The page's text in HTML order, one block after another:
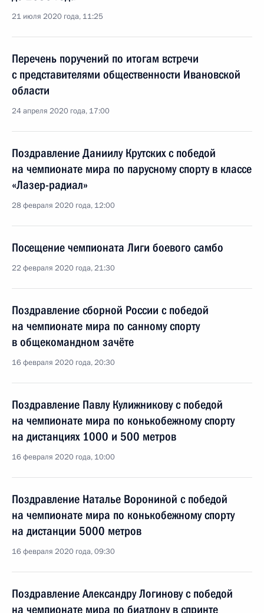
21 июля 2020 года, 11:25
Перечень поручений по итогам встречи
с представителями общественности Ивановской
области
24 апреля 2020 года, 17:00
Поздравление Даниилу Крутских с победой
на чемпионате мира по парусному спорту в классе
«Лазер-радиал»
28 февраля 2020 года, 12:00
Посещение чемпионата Лиги боевого самбо
22 февраля 2020 года, 21:30
Поздравление сборной России с победой
на чемпионате мира по санному спорту
в общекомандном зачёте
16 февраля 2020 года, 20:30
Поздравление Павлу Кулижникову с победой
на чемпионате мира по конькобежному спорту
на дистанциях 1000 и 500 метров
16 февраля 2020 года, 10:00
Поздравление Наталье Ворониной с победой
на чемпионате мира по конькобежному спорту
на дистанции 5000 метров
16 февраля 2020 года, 09:30
Поздравление Александру Логинову с победой
на чемпионате мира по биатлону в спринте